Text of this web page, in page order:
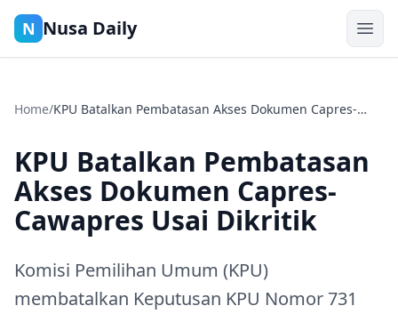
N Nusa Daily
Home/KPU Batalkan Pembatasan Akses Dokumen Capres-
KPU Batalkan Pembatasan
Akses Dokumen Capres-
Cawapres Usai Dikritik
Komisi Pemilihan Umum (KPU)
membatalkan Keputusan KPU Nomor 731